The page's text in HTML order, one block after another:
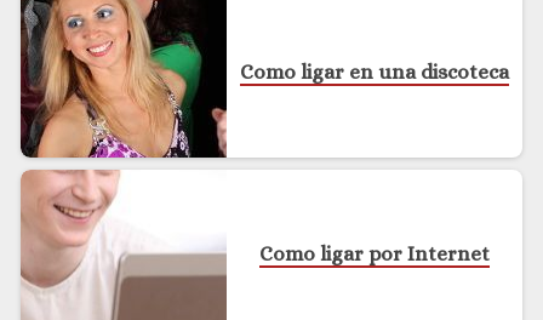
Como ligar en una discoteca
Como ligar por Internet